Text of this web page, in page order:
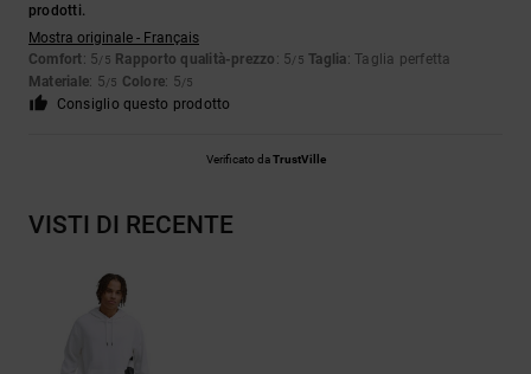
prodotti.
Mostra originale - Français
Comfort: 5/5 Rapporto qualità-prezzo : 5/5 Taglia: Taglia perfetta
Materiale: 5/5 Colore: 5/5
Consiglio questo prodotto
Verificato daTrustVille
VISTI DI RECENTE